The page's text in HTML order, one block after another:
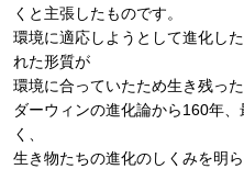
くと主張したものです。
環境に適応しようとして進化し
れた形質が
環境に合っていたため生き残っ
ダーウィンの進化論から160年
く、
生き物たちの進化のしくみを明